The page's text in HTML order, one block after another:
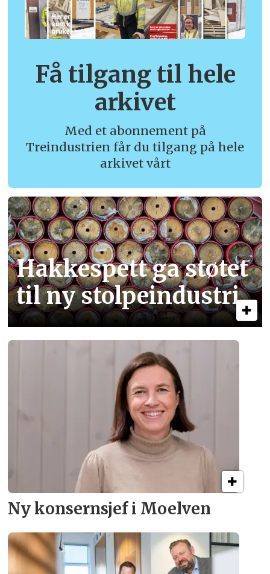
Få tilgang til hele
arkivet
Med et abonnement på
Treindustrien får du tilgang på hele
arkivet vårt
Hakkespett ga støtet
til ny stolpe­industri
Ny konsern­sjef i Moelven